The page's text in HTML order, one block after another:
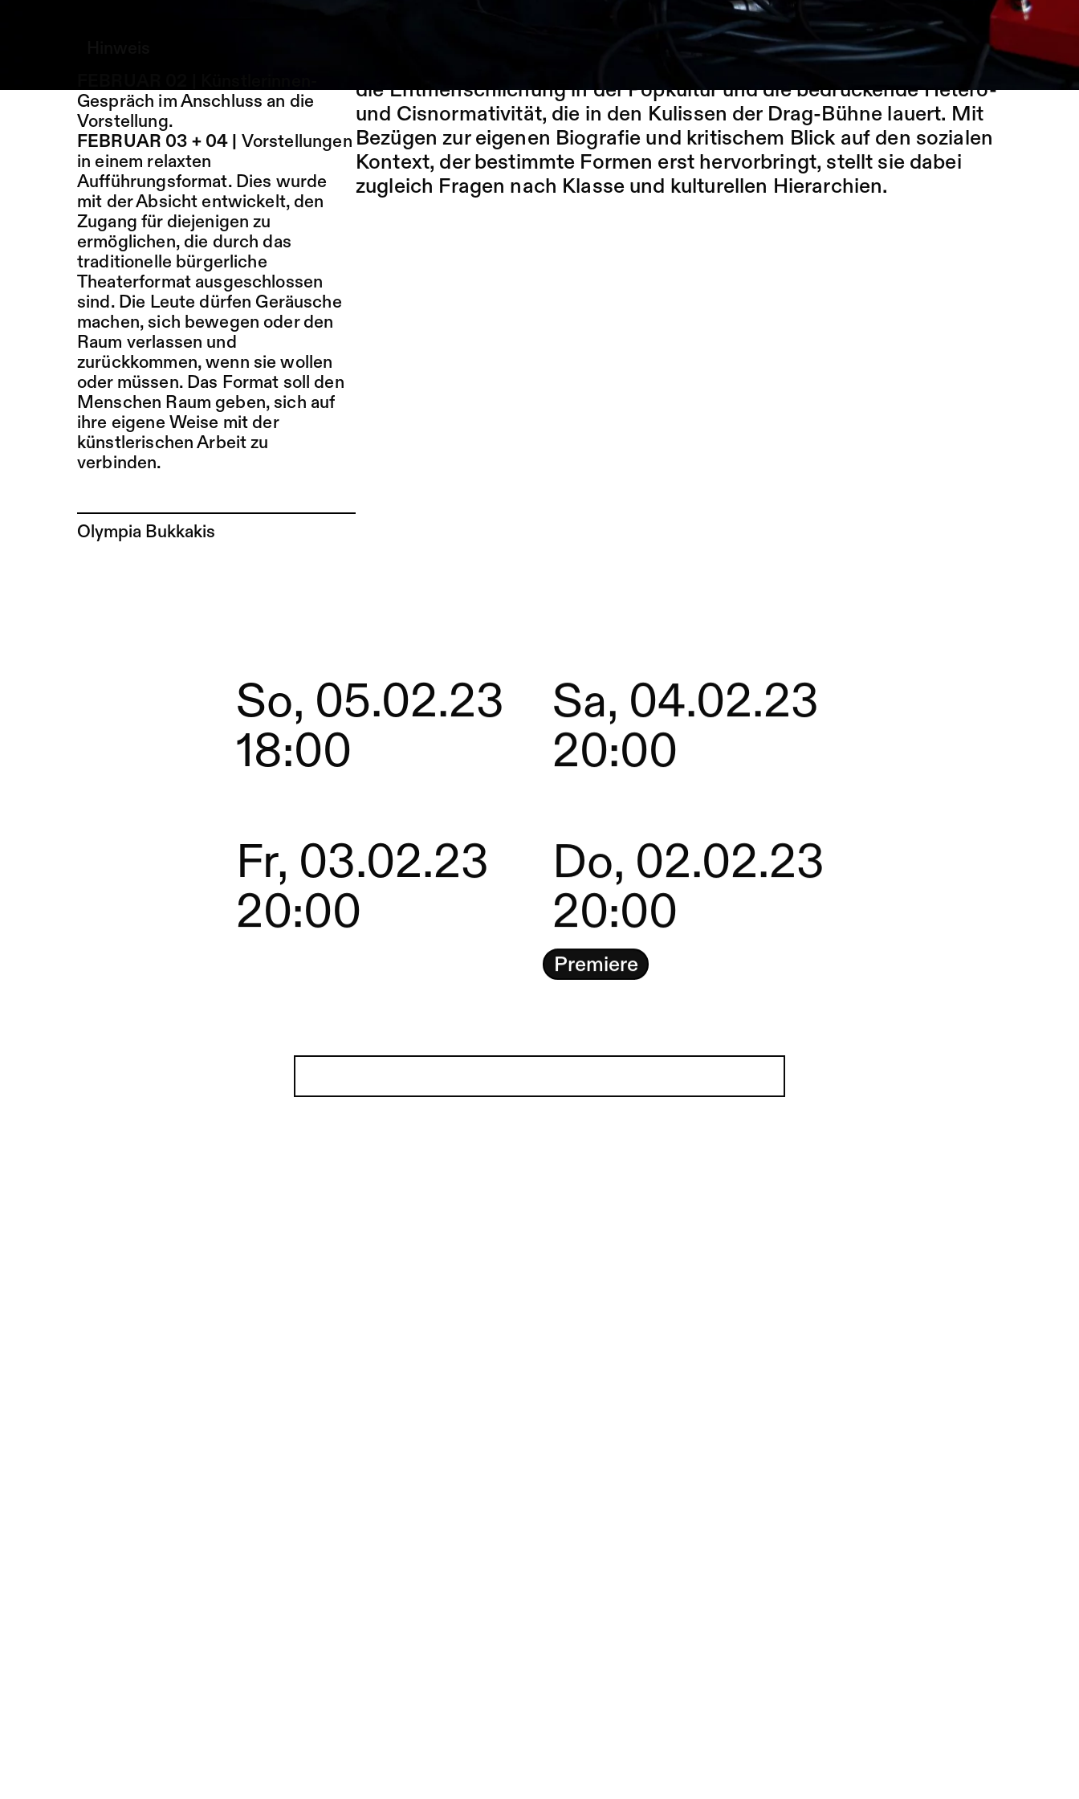
Gespräch im Anschluss an die
Vorstellung.
FEBRUAR 03 + 04 | Vorstellungen
in einem relaxten
Aufführungsformat. Dies wurde
mit der Absicht entwickelt, den
Zugang für diejenigen zu
ermöglichen, die durch das
traditionelle bürgerliche
Theaterformat ausgeschlossen
sind. Die Leute dürfen Geräusche
machen, sich bewegen oder den
Raum verlassen und
zurückkommen, wenn sie wollen
oder müssen. Das Format soll den
Menschen Raum geben, sich auf
ihre eigene Weise mit der
künstlerischen Arbeit zu
verbinden.
Zur Künstler*in-Seite von
Olympia Bukkakis
Ertl und The Darvish ist eine einstündige Show zwischen Drag,
Musikvideo, klassischer Musik und Oper. Sie wirft einen kritischen
Blick auf die Besessenheit der Hochkultur von sterbenden Frauen,
die Entmenschlichung in der Popkultur und die bedrückende Hetero-
und Cisnormativität, die in den Kulissen der Drag-Bühne lauert. Mit
Bezügen zur eigenen Biografie und kritischem Blick auf den sozialen
Kontext, der bestimmte Formen erst hervorbringt, stellt sie dabei
zugleich Fragen nach Klasse und kulturellen Hierarchien.
So, 05.02.23
18:00
Sa, 04.02.23
20:00
Fr, 03.02.23
20:00
Do, 02.02.23
20:00
Premiere